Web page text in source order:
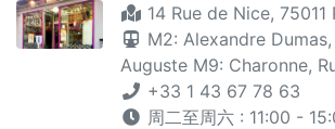
14 Rue de Nice, 75011
M2: Alexandre
Auguste M9: Charonne,
+33 1 43 67 78 63
周二至周六 : 11:00 -